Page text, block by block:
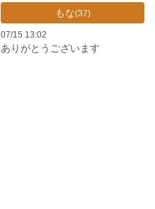
もな(37)
07/15 13:02
ありがとうございます